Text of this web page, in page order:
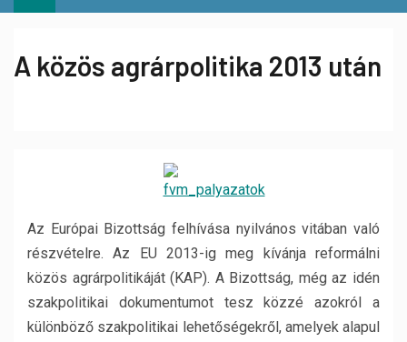
A közös agrárpolitika 2013 után
Az Európai Bizottság felhívása nyilvános vitában való
részvételre. Az EU 2013-ig meg kívánja reformálni
közös agrárpolitikáját (KAP). A Bizottság, még az idén
szakpolitikai dokumentumot tesz közzé azokról a
különböző szakpolitikai lehetőségekről, amelyek alapul